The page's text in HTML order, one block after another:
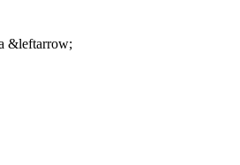
&leftarrow;